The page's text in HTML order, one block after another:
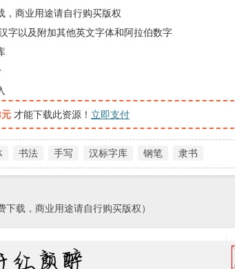
，商业用途请自行购买版权
字以及附加其他英文字体和阿拉伯数字
才能下载此资源！ 立即支付
书法 手写 汉标字库 钢笔 隶书
下载，商业用途请自行购买版权）